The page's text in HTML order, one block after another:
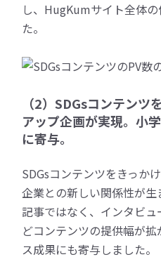
し、HugKumサイト全体
た。
（2）SDGsコンテンツ
アップ企画が実現。小
に寄与。
SDGsコンテンツをきっか
企業との新しい関係性が生
記事ではなく、インタビ
どコンテンツの提供幅が
ス成果にも寄与しました。